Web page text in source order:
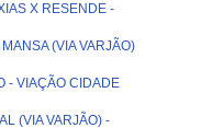
X RESENDE -
(VIA VARJÃO)
- VIAÇÃO CIDADE
(VIA VARJÃO) -